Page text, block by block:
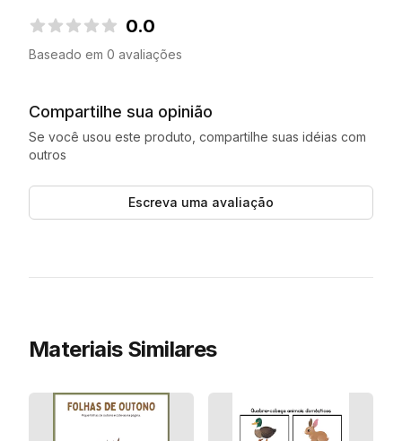
0.0
Baseado em 0 avaliações
Compartilhe sua opinião
Se você usou este produto, compartilhe suas idéias com
outros
Escreva uma avaliação
Materiais Similares